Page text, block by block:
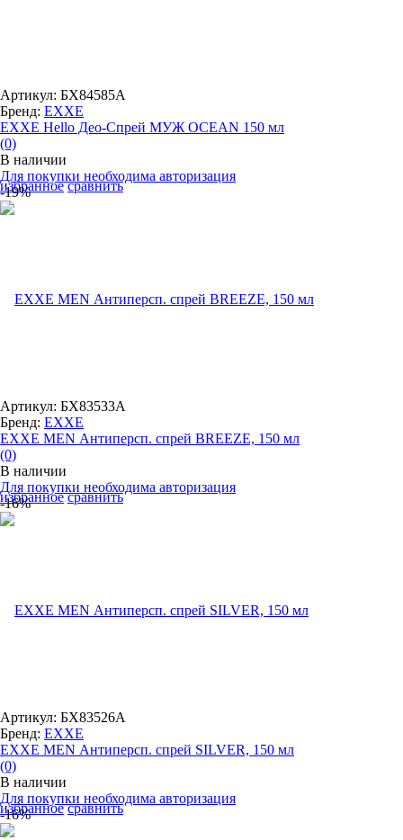
избранное сравнить
Артикул: БХ84585А
Бренд: EXXE
EXXE Hello Део-Спрей МУЖ OCEAN 150 мл
(0)
В наличии
Для покупки необходима авторизация
-19%
избранное сравнить
Артикул: БХ83533А
Бренд: EXXE
EXXE MEN Антиперсп. спрей BREEZE, 150 мл
(0)
В наличии
Для покупки необходима авторизация
-16%
избранное сравнить
Артикул: БХ83526А
Бренд: EXXE
EXXE MEN Антиперсп. спрей SILVER, 150 мл
(0)
В наличии
Для покупки необходима авторизация
-16%